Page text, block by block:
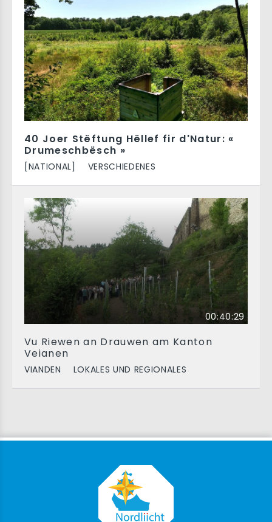
40 Joer Stëftung Hëllef fir d'Natur: «
Drumeschbësch »
[NATIONAL] VERSCHIEDENES
00:40:29
Vu Riewen an Drauwen am Kanton
Veianen
VIANDEN LOKALES UND REGIONALES